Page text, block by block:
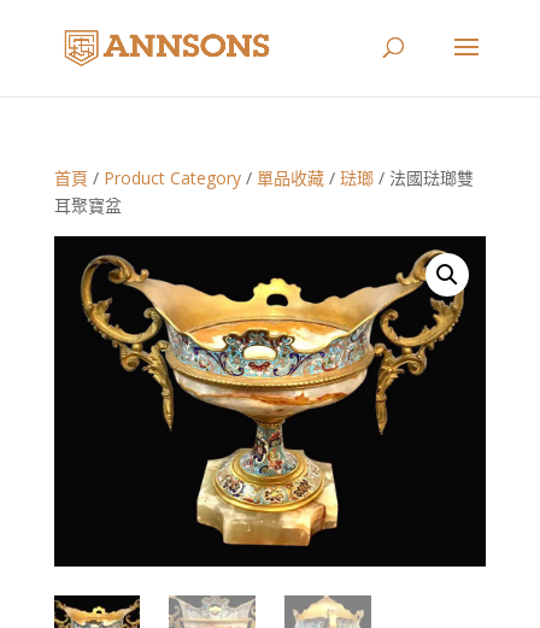
首頁 / Product Category/ 單品收藏/ 琺瑯/ 法國琺瑯雙
耳聚寶盆